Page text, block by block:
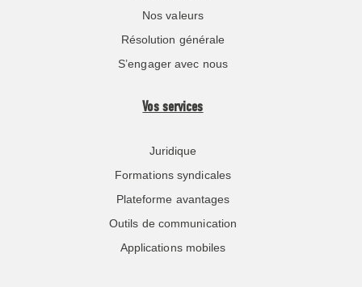
Nos valeurs
Résolution générale
S’engager avec nous
Vos services
Juridique
Formations syndicales
Plateforme avantages
Outils de communication
Applications mobiles